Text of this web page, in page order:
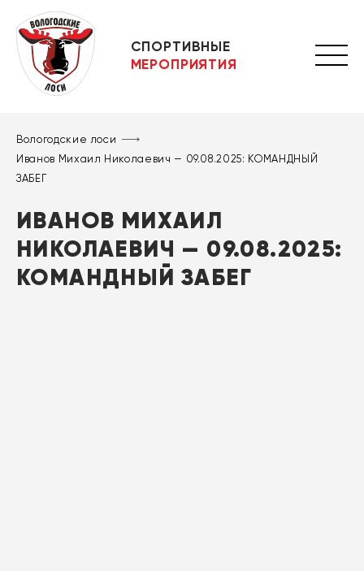
СПОРТИВНЫЕ
МЕРОПРИЯТИЯ
Вологодские лоси
Иванов Михаил Николаевич — 09.08.2025: КОМАНДНЫЙ
ЗАБЕГ
ИВАНОВ МИХАИЛ
НИКОЛАЕВИЧ — 09.08.2025:
КОМАНДНЫЙ ЗАБЕГ